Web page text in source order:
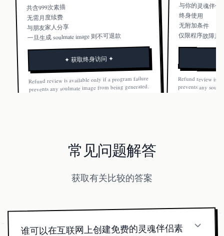
共含999次素描
无需月度续费
与朋友家人分享
一旦生成 soulmate image 则不可退款
✦ 获取终身访问 ✦
Refund review is available only if a program failure
prevents any soulmate image from being generated.
Once a soulmate image is generated, the order is not
与你的灵魂伴侣
终身使用
无附加条件
仅限程序故障且
Refund review is
prevents any
Once a soulmate
常见问题解答
获取有关比较的答案
谁可以在互联网上创建免费的灵魂伴侣素